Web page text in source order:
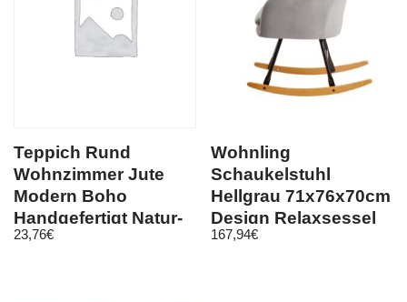
Teppich Rund
Wohnzimmer Jute
Modern Boho
Handgefertigt Natur-
Teppich Creme Beige
23,76€
Wohnling
Schaukelstuhl
Hellgrau 71x76x70cm
Design Relaxsessel
Samt / Holz |
167,94€